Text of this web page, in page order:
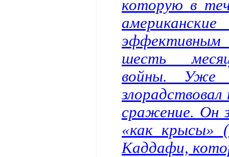
которую в
эффективным
шесть
войны. Уже
сражение. Он
«как крысы»
Каддафи,